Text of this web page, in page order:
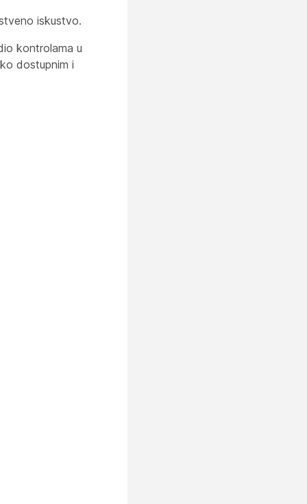
iskustvo.
kontrolama u
dostupnim i